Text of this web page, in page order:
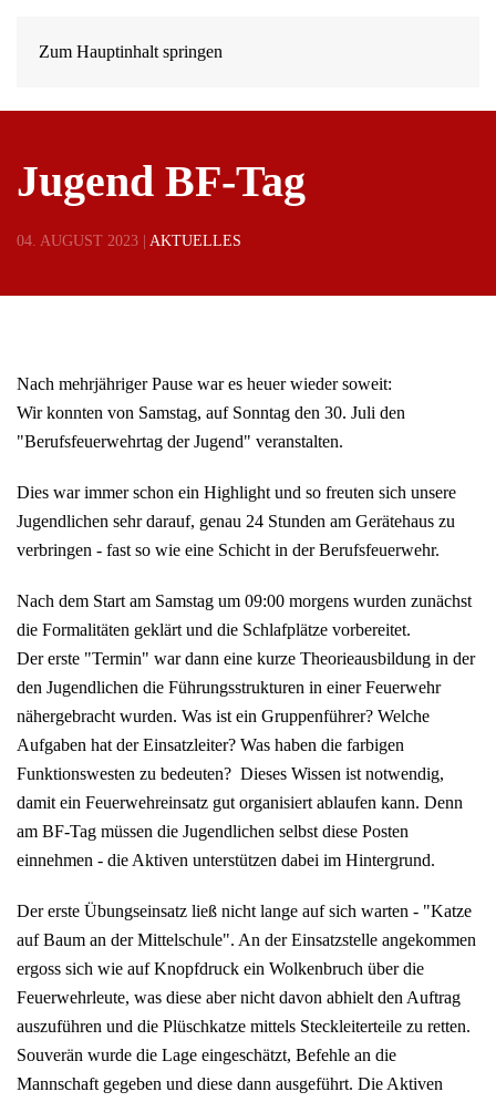
Zum Hauptinhalt springen
Jugend BF-Tag
04. AUGUST 2023 AKTUELLES
Nach mehrjähriger Pause war es heuer wieder soweit:
Wir konnten von Samstag, auf Sonntag den 30. Juli den
"Berufsfeuerwehrtag der Jugend" veranstalten.
Dies war immer schon ein Highlight und so freuten sich unsere
Jugendlichen sehr darauf, genau 24 Stunden am Gerätehaus zu
verbringen - fast so wie eine Schicht in der Berufsfeuerwehr.
Nach dem Start am Samstag um 09:00 morgens wurden zunächst
die Formalitäten geklärt und die Schlafplätze vorbereitet.
Der erste "Termin" war dann eine kurze Theorieausbildung in der
den Jugendlichen die Führungsstrukturen in einer Feuerwehr
nähergebracht wurden. Was ist ein Gruppenführer? Welche
Aufgaben hat der Einsatzleiter? Was haben die farbigen
Funktionswesten zu bedeuten? Dieses Wissen ist notwendig,
damit ein Feuerwehreinsatz gut organisiert ablaufen kann. Denn
am BF-Tag müssen die Jugendlichen selbst diese Posten
einnehmen - die Aktiven unterstützen dabei im Hintergrund.
Der erste Übungseinsatz ließ nicht lange auf sich warten - "Katze
auf Baum an der Mittelschule". An der Einsatzstelle angekommen
ergoss sich wie auf Knopfdruck ein Wolkenbruch über die
Feuerwehrleute, was diese aber nicht davon abhielt den Auftrag
auszuführen und die Plüschkatze mittels Steckleiterteile zu retten.
Souverän wurde die Lage eingeschätzt, Befehle an die
Mannschaft gegeben und diese dann ausgeführt. Die Aktiven